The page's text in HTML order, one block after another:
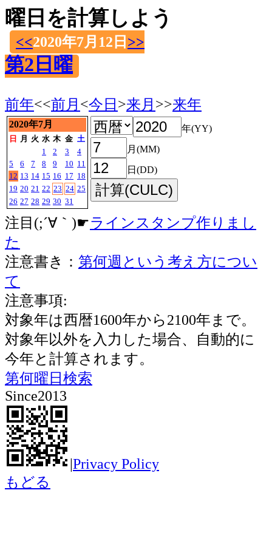
曜日を計算しよう
<<2020年7月12日 >>
第2日曜
前年<<前月 <今日 >来月 >>来年
2020年7月
日 月 火 水 木 金 土
1
2 3
4
5
6 7 8 9 10 11
12 13 14 15 16 17 18
19 20 21 22 23 24 25
26 27 28 29 30 31
年(YY)
月(MM)
日(DD)
注目(;´∀｀)☛ラインスタンプ作りまし
た
注意書き： 第何週という考え方につい
て
注意事項:
対象年は西暦1600年から2100年まで。
対象年以外を入力した場合、自動的に
今年と計算されます。
第何曜日検索
Since2013
|Privacy Policy
もどる